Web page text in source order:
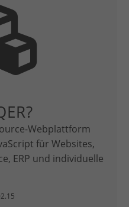
Webplattform
für Websites,
ERP und individuelle